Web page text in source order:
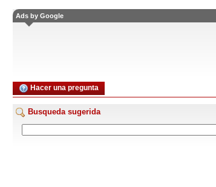
Ads by Google
Hacer una pregunta
Busqueda sugerida